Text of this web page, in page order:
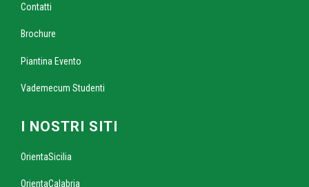
Contatti
Brochure
Piantina Evento
Vademecum Studenti
I NOSTRI SITI
OrientaSicilia
OrientaCalabria